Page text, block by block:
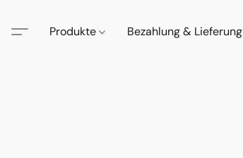
Produkte Bezahlung & Lieferung